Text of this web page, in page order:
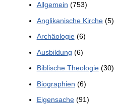
Allgemein (753)
Anglikanische Kirche(5)
Archäologie(6)
Ausbildung (6)
Biblische Theologie(30)
Biographien (6)
Eigensache(91)